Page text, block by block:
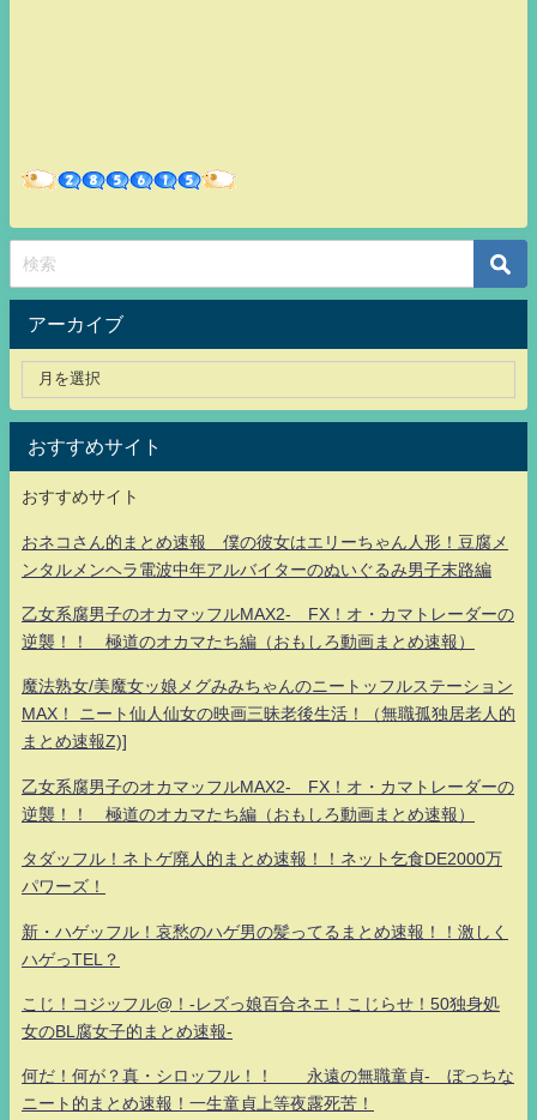
アーカイブ
おすすめサイト
おすすめサイト
おネコさん的まとめ速報 僕の彼女はエリーちゃん人形！豆腐メ
ンタルメンヘラ電波中年アルバイターのぬいぐるみ男子末路編
乙女系腐男子のオカマッフルMAX2- FX！オ・カマトレーダーの
逆襲！！ 極道のオカマたち編（おもしろ動画まとめ速報）
魔法熟女/美魔女ッ娘メグみみちゃんのニートッフルステーション
MAX！ ニート仙人仙女の映画三昧老後生活！（無職孤独居老人的
まとめ速報Z)]
乙女系腐男子のオカマッフルMAX2- FX！オ・カマトレーダーの
逆襲！！ 極道のオカマたち編（おもしろ動画まとめ速報）
タダッフル！ネトゲ廃人的まとめ速報！！ネット乞食DE2000万
パワーズ！
新・ハゲッフル！哀愁のハゲ男の髪ってるまとめ速報！！激しく
ハゲっTEL？
こじ！コジッフル@！-レズっ娘百合ネエ！こじらせ！50独身処
女のBL腐女子的まとめ速報-
何だ！何が？真・シロッフル！！ 永遠の無職童貞- ぼっちな
ニート的まとめ速報！一生童貞上等夜露死苦！